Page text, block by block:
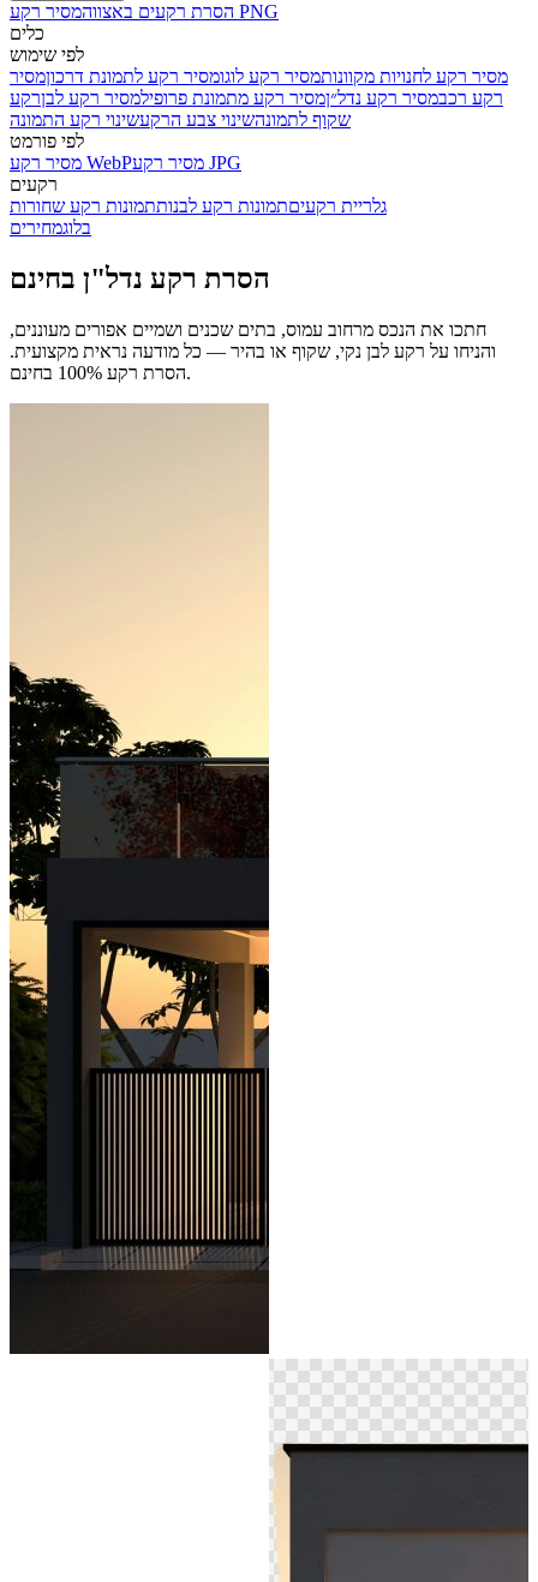
הסרת רקעים באצווה מסיר רקע PNG
כלים
לפי שימוש
מסיר רקע לחנויות מקוונותמסיר רקע לוגומסיר רקע לתמונת דרכוןמסיר
רקע רכבמסיר רקע נדל״ןמסיר רקע מתמונת פרופילמסיר רקע לבןרקע
שקוף לתמונהשינוי צבע הרקעשינוי רקע התמונה
לפי פורמט
מסיר רקע WebP
מסיר רקע JPG
רקעים
גלריית רקעיםתמונות רקע לבנותתמונות רקע שחורות
בלוגמחירים
הסרת רקע נדל"ן בחינם
חתכו את הנכס מרחוב עמוס, בתים שכנים ושמיים אפורים מעוננים,
והניחו על רקע לבן נקי, שקוף או בהיר — כל מודעה נראית מקצועית.
הסרת רקע 100% בחינם.